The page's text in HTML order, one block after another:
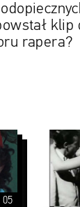
klip
rapera?
05
Martin
Scorsese